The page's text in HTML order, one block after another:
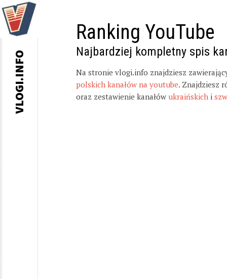
Ranking YouTube
Najbardziej kompletny spis
Na stronie vlogi.info znajdziesz
polskich kanałów na youtube. Znajdziesz
oraz zestawienie kanałów ukraińskich i
VLOGI.INFO